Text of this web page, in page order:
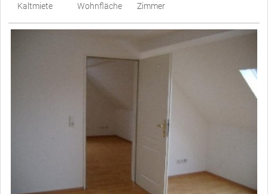
Kaltmiete
Wohnfläche
Zimmer